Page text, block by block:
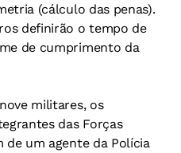
(cálculo das penas).
definirão o tempo de
de cumprimento da
militares, os
das Forças
de um agente da Polícia